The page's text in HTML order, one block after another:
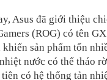
Asus đã giới thiệu
(ROG) có tên
sản phẩm tốn
nước có thể tháo
có hệ thống tản